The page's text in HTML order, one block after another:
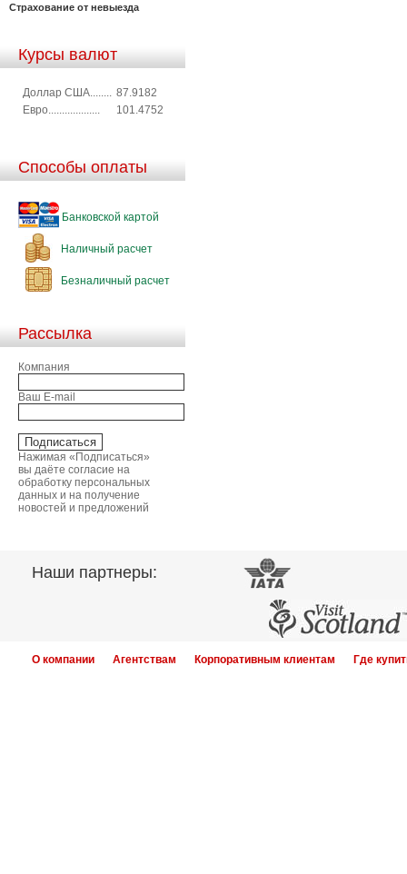
Страхование от невыезда
Курсы валют
Доллар США........ 87.9182
Евро...................
101.4752
Способы оплаты
Банковской картой
Наличный расчет
Безналичный расчет
Рассылка
Компания
Ваш E-mail
Нажимая «Подписаться»
вы даёте согласие на
обработку персональных
данных и на получение
новостей и предложений
Наши партнеры:
О компании Агентствам Корпоративным клиентам Где